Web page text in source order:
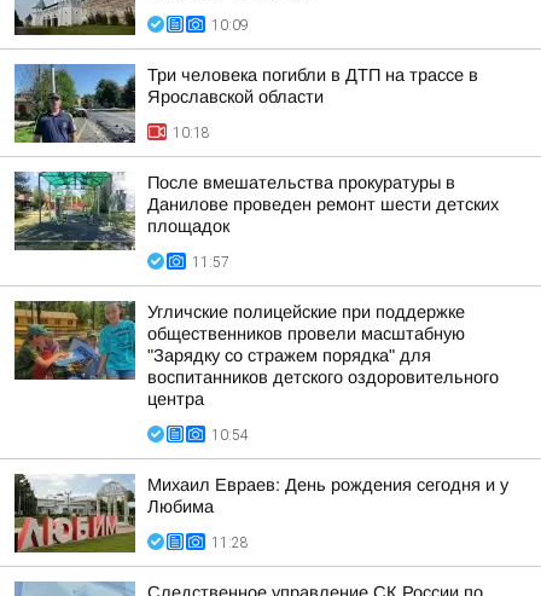
10:09
Три человека погибли в ДТП на трассе в
Ярославской области
10:18
После вмешательства прокуратуры в
Данилове проведен ремонт шести детских
площадок
11:57
Угличские полицейские при поддержке
общественников провели масштабную
"Зарядку со стражем порядка" для
воспитанников детского оздоровительного
центра
10:54
Михаил Евраев: День рождения сегодня и у
Любима
11:28